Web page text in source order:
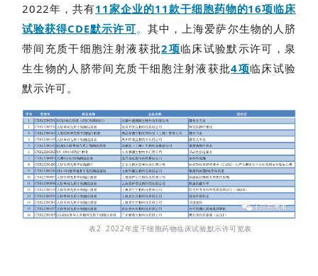
2022年，共有11家企业的11款干细胞药物的16项临床
试验获得CDE默示许可。 其中，上海爱萨尔生物的人脐
带间充质干细胞注射液获批2项临床试验默示许可，泉
生生物的人脐带间充质干细胞注射液获批4项临床试验
默示许可。
表2 2022年度干细胞药物临床试验默示许可览表